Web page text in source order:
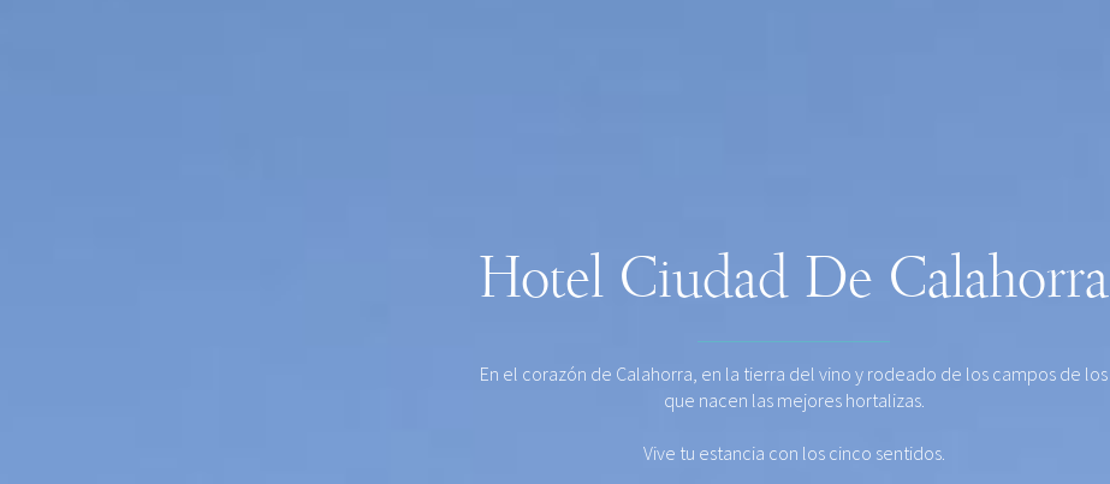
Hotel Ciudad De Calahorra
En el corazón de Calahorra, en la tierra del vino y rodeado de los campos de los
que nacen las mejores hortalizas.
Vive tu estancia con los cinco sentidos.